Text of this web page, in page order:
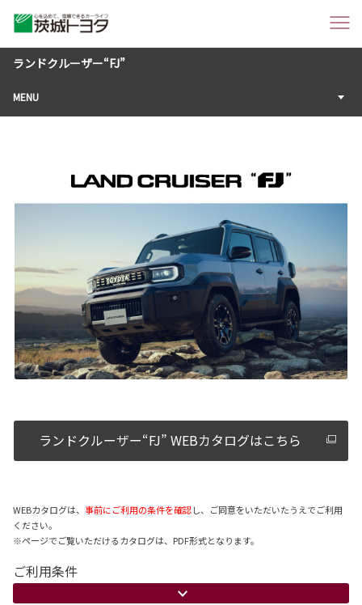
ランドクルーザー“FJ”
MENU
ランドクルーザー“FJ” WEBカタログはこちら
WEBカタログは、 事前にご利用の条件を確認し、ご同意をいただいたうえでご利用
ください。
※ページでご覧いただけるカタログは、PDF形式となります。
ご利用条件